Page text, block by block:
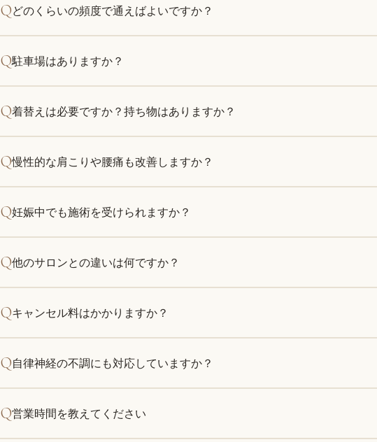
Qどのくらいの頻度で通えばよいですか？
Q駐車場はありますか？
Q着替えは必要ですか？持ち物はありますか？
Q慢性的な肩こりや腰痛も改善しますか？
Q妊娠中でも施術を受けられますか？
Q他のサロンとの違いは何ですか？
Qキャンセル料はかかりますか？
Q自律神経の不調にも対応していますか？
Q営業時間を教えてください